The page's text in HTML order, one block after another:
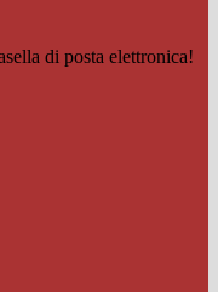
di posta elettronica!